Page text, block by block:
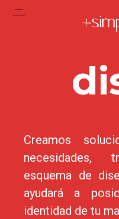
d
Creamos
necesidades,
esquema de
ayudará a
identidad de tu